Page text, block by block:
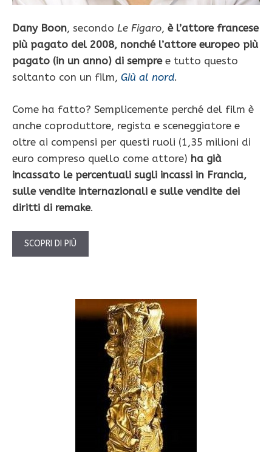
Dany Boon, secondo Le Figaro, è l’attore francese
più pagato del 2008, nonché l’attore europeo più
pagato (in un anno) di sempree tutto questo
soltanto con un film, Giù al nord.
Come ha fatto? Semplicemente perché del film è
anche coproduttore, regista e sceneggiatore e
oltre ai compensi per questi ruoli (1,35 milioni di
euro compreso quello come attore) ha già
incassato le percentuali sugli incassi in Francia,
sulle vendite internazionali e sulle vendite dei
diritti di remake.
SCOPRI DI PIÙ